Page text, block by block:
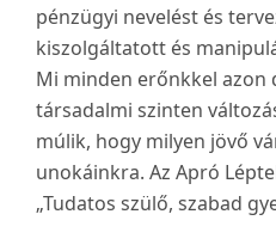
pénzügyi nevelést és
kiszolgáltatott és
Mi minden erőnkkel azon
társadalmi szinten
múlik, hogy milyen jövő
unokáinkra. Az Apró
„Tudatos szülő, szabad